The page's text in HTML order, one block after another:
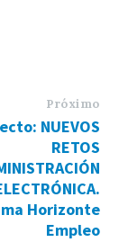
Próximo
NUEVOS
RETOS
Horizonte
Empleo